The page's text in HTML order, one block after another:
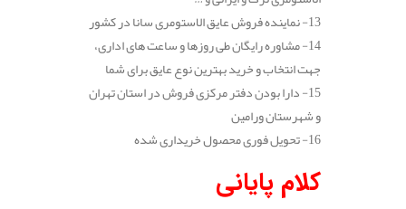
13- نماینده فروش عایق الاستومری سانا در کشور
14- مشاوره رایگان طی روزها و ساعت های اداری،
جهت انتخاب و خرید بهترین نوع عایق برای شما
15- دارا بودن دفتر مرکزی فروش در استان تهران
و شهرستان ورامین
16- تحویل فوری محصول خریداری شده
کلام پایانی